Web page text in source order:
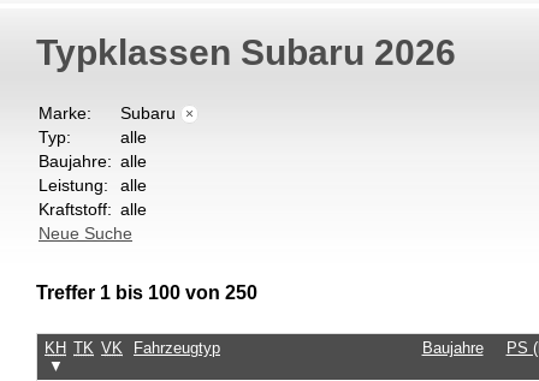
Typklassen Subaru 2026
Marke: Subaru ×
Typ:
alle
Baujahre: alle
Leistung:
alle
Kraftstoff: alle
Neue Suche
Treffer 1 bis 100 von 250
KH
▼
TK VK Fahrzeugtyp Baujahre PS